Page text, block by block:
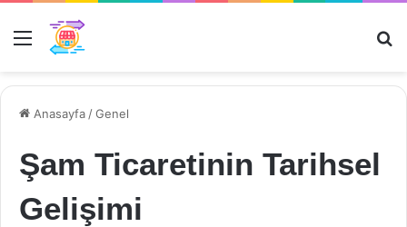
Menü
Anasayfa /Genel
Şam Ticaretinin Tarihsel
Gelişimi